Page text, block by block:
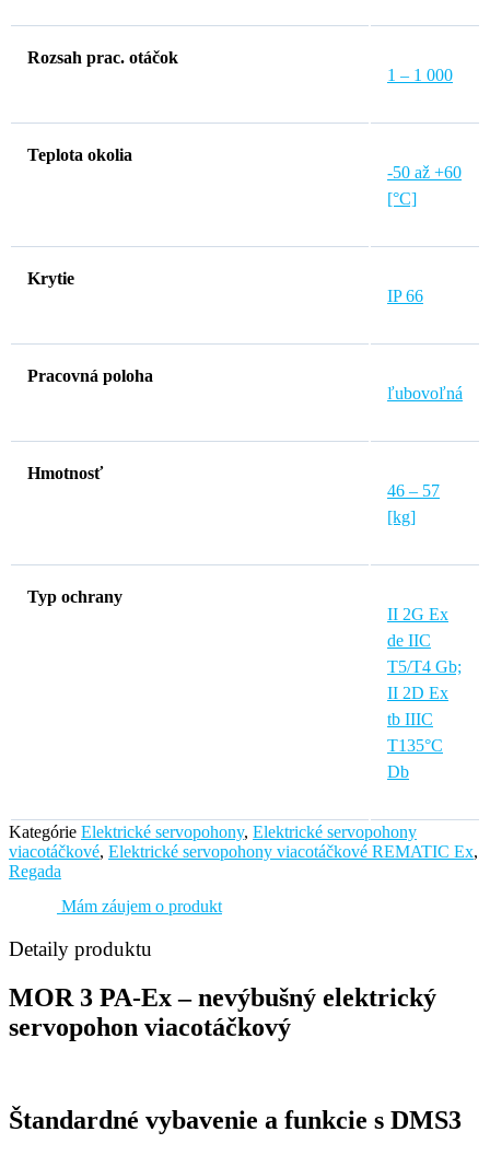
Rozsah prac. otáčok
1 – 1 000
Teplota okolia
-50 až +60
[°C]
Krytie
IP 66
Pracovná poloha
ľubovoľná
Hmotnosť
46 – 57
[kg]
Typ ochrany
II 2G Ex
de IIC
T5/T4 Gb;
II 2D Ex
tb IIIC
T135°C
Db
Kategórie Elektrické servopohony, Elektrické servopohony
viacotáčkové, Elektrické servopohony viacotáčkové REMATIC Ex,
Regada
Mám záujem o produkt
Detaily produktu
MOR 3 PA-Ex – nevýbušný elektrický
servopohon viacotáčkový
Štandardné vybavenie a funkcie s DMS3